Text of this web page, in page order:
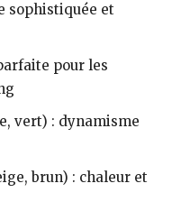
sophistiquée et
pour les
vert) : dynamisme
brun) : chaleur et